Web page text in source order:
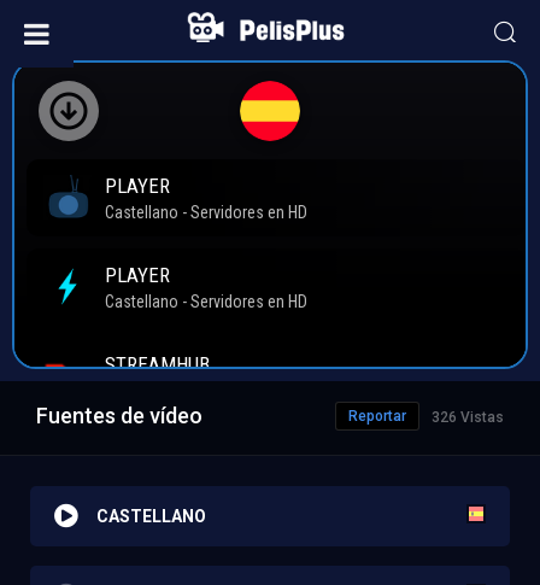
Fuentes de vídeo 326 Vistas
Reportar
CASTELLANO